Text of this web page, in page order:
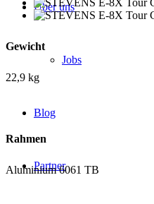
Über uns
Jobs
Blog
Partner
Gewicht
22,9 kg
Rahmen
Aluminium 6061 TB